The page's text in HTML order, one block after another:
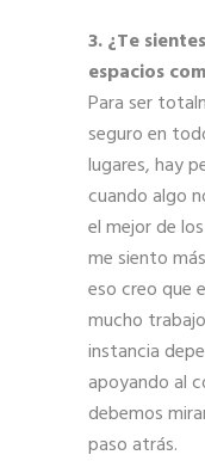
3. ¿Te
espacios
Para ser
seguro en
lugares, hay
cuando algo
el mejor de
me siento
eso creo que
mucho
instancia
apoyando al
debemos
paso atrás.